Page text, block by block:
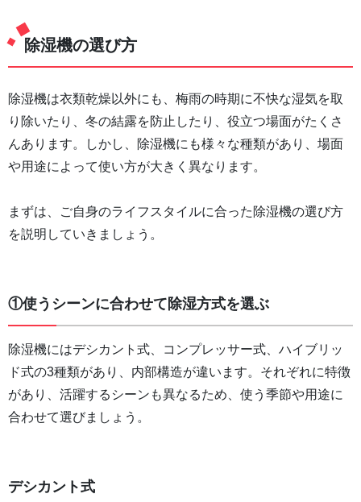
除湿機の選び方
除湿機は衣類乾燥以外にも、梅雨の時期に不快な湿気を取
り除いたり、冬の結露を防止したり、役立つ場面がたくさ
んあります。しかし、除湿機にも様々な種類があり、場面
や用途によって使い方が大きく異なります。
まずは、ご自身のライフスタイルに合った除湿機の選び方
を説明していきましょう。
①使うシーンに合わせて除湿方式を選ぶ
除湿機にはデシカント式、コンプレッサー式、ハイブリッ
ド式の3種類があり、内部構造が違います。それぞれに特徴
があり、活躍するシーンも異なるため、使う季節や用途に
合わせて選びましょう。
デシカント式